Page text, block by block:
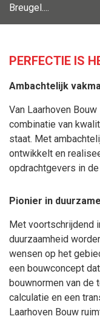
Breugel....
PERFECTIE IS
Ambachtelijk
Van Laarhoven
combinatie van
staat. Met
ontwikkelt en
opdrachtgevers in
Pionier in
Met voortschrijdend
duurzaamheid
wensen op het
een bouwconcept
bouwnormen van de
calculatie en een
Laarhoven Bouw